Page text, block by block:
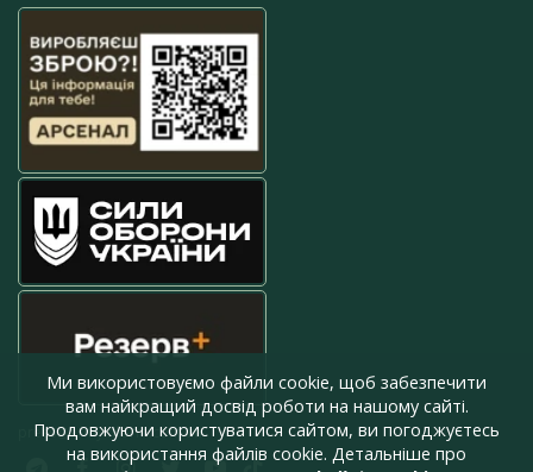
press@armyinform.com.ua
Ми використовуємо файли cookie, щоб забезпечити
вам найкращий досвід роботи на нашому сайті.
Продовжуючи користуватися сайтом, ви погоджуєтесь
на використання файлів cookie. Детальніше про